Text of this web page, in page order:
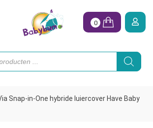
0
Snap-in-One hybride luiercover Have Baby